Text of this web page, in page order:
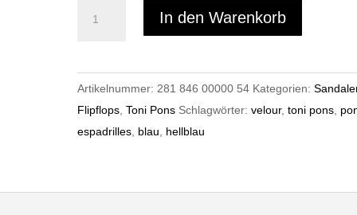
Menge
In den Warenkorb
Artikelnummer: 281 846 00000 54 Kategorien:
Flipflops ,Toni Pons Schlagwörter:velour,toni pons
espadrilles blau hellblau